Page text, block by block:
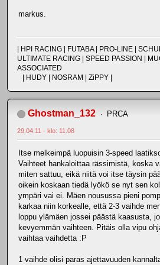
markus.
| HPI RACING | FUTABA | PRO-LINE |
ULTIMATE RACING | SPEED PASSION |
ASSOCIATED
| HUDY | NOSRAM | ZiPPY |
Ghostman_132 PRCA
29.04.11 - klo: 11.08
Itse melkeimpä luopuisin 3-speed
Vaihteet hankaloittaa rässimistä, koska
miten sattuu, eikä niitä voi itse täysin
oikein koskaan tiedä lyökö se nyt sen
ympäri vai ei. Mäen nousussa pieni
karkaa niin korkealle, että 2-3 vaihde
loppu ylämäen jossei päästä kaasusta,
kevyemmän vaihteen. Pitäis olla vipu
vaihtaa vaihdetta :P
1 vaihde olisi paras ajettavuuden